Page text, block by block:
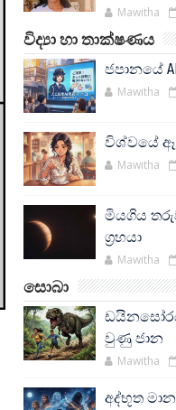
Mawitha
විද්‍යා හා තාක්ෂණය
ජපානයේ
Mawitha
විශ්වයේ
Mawitha
මියගිය
ග්‍රහයා
Mawitha
සොබා
වුණු ජාන
Mawitha
අද්භූත